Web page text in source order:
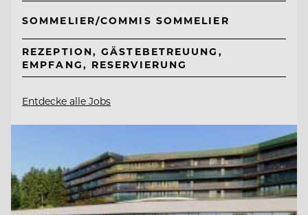
SOMMELIER/COMMIS SOMMELIER
REZEPTION, GÄSTEBETREUUNG,
EMPFANG, RESERVIERUNG
Entdecke alle Jobs